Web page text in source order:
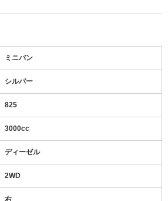
ミニバン
シルバー
825
3000cc
ディーゼル
2WD
右